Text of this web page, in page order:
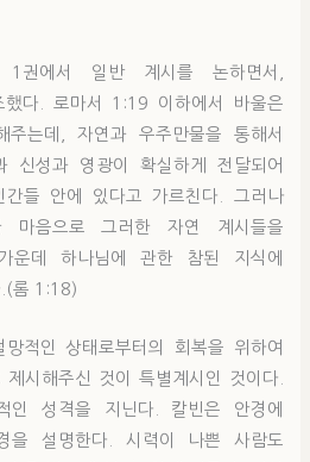
권에서 일반 계시를 논하면서,
했다. 로마서 1:19 이하에서 바울은
주는데, 자연과 우주만물을 통해서
신성과 영광이 확실하게 전달되어
간들 안에 있다고 가르친다. 그러나
음으로 그러한 자연 계시들을
운데 하나님에 관한 참된 지식에
.(롬 1:18)
적인 상태로부터의 회복을 위하여
시해주신 것이 특별계시인 것이다.
인 성격을 지닌다. 칼빈은 안경에
을 설명한다. 시력이 나쁜 사람도